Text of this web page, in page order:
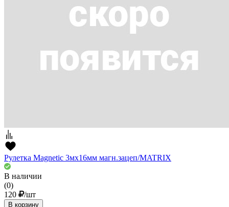
Рулетка Magnetic 3мх16мм магн.зацеп/MATRIX
В наличии
(0)
120
/шт
В корзину